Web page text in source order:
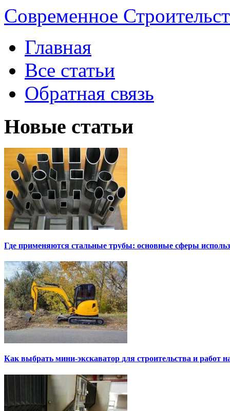
Современное
Главная
Все статьи
Обратная связь
Новые статьи
Где применяются стальные трубы: основные сферы
Как выбрать мини-экскаватор для строительства и работ